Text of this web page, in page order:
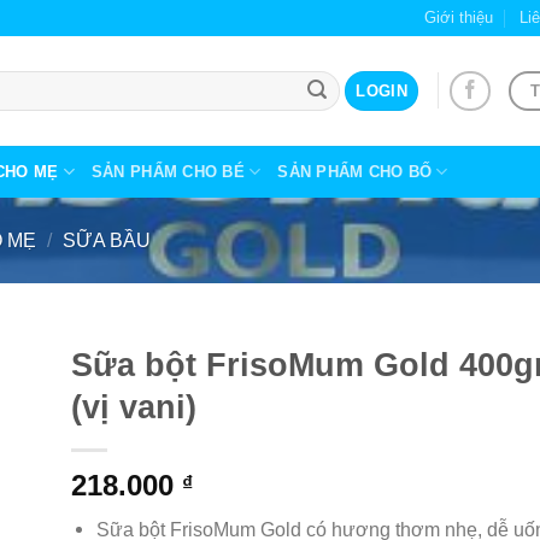
Giới thiệu
LOGIN
MẸ SẢN PHẨM CHO BÉ SẢN PHẨM CHO BỐ
MẸ / SỮA BẦU
Sữa bột FrisoMum Gold
(vị vani)
218.000 ₫
Sữa bột FrisoMum Gold có hương thơm nhẹ, dễ